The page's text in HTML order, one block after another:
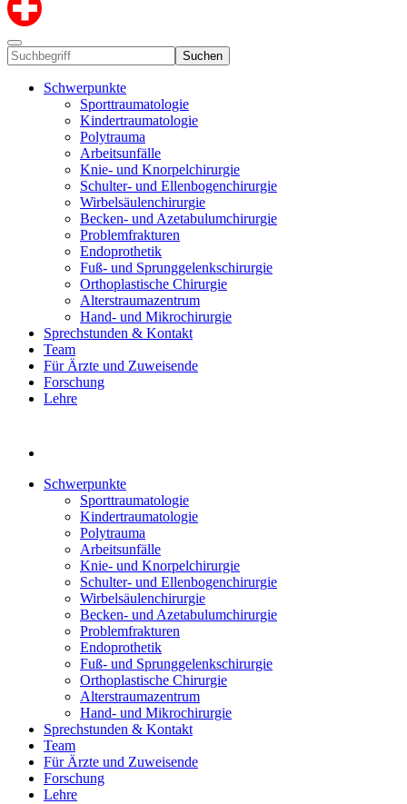
Suchen
Schwerpunkte
Sporttraumatologie
Kindertraumatologie
Polytrauma
Arbeitsunfälle
Knie- und Knorpelchirurgie
Schulter- und Ellenbogenchirurgie
Wirbelsäulenchirurgie
Becken- und Azetabulumchirurgie
Problemfrakturen
Endoprothetik
Fuß- und Sprunggelenkschirurgie
Orthoplastische Chirurgie
Alterstraumazentrum
Hand- und Mikrochirurgie
Sprechstunden & Kontakt
Team
Für Ärzte und Zuweisende
Forschung
Lehre
Schwerpunkte
Sporttraumatologie
Kindertraumatologie
Polytrauma
Arbeitsunfälle
Knie- und Knorpelchirurgie
Schulter- und Ellenbogenchirurgie
Wirbelsäulenchirurgie
Becken- und Azetabulumchirurgie
Problemfrakturen
Endoprothetik
Fuß- und Sprunggelenkschirurgie
Orthoplastische Chirurgie
Alterstraumazentrum
Hand- und Mikrochirurgie
Sprechstunden & Kontakt
Team
Für Ärzte und Zuweisende
Forschung
Lehre